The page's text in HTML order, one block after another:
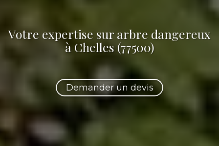
Votre expertise sur arbre dangereux
à Chelles (77500)
Demander un devis